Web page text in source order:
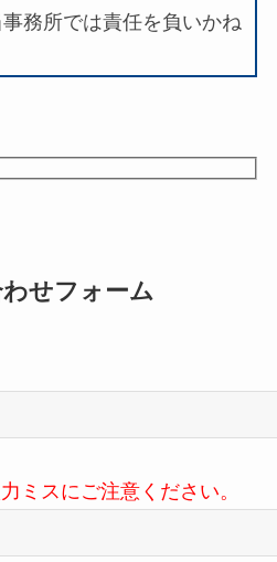
務所では責任を負いかね
せフォーム
ミスにご注意ください。